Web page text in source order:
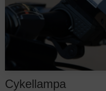
Cykellampa